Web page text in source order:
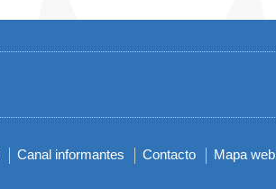
Canal informantes Contacto Mapa web